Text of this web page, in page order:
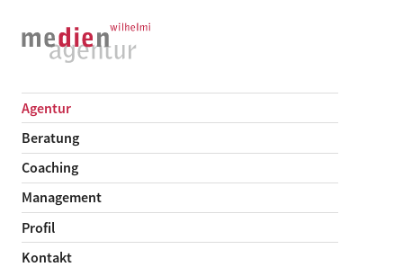
Agentur
Beratung
Coaching
Management
Profil
Kontakt